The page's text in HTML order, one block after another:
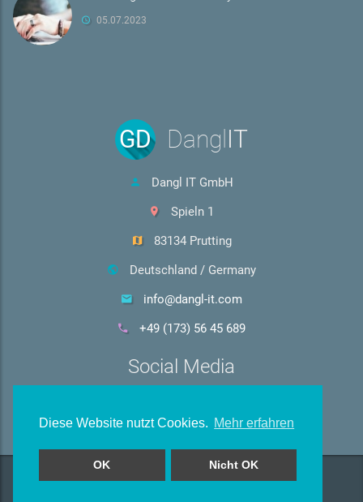
Diese Website nutzt Cookies. Mehr erfahren
OK Nicht OK
05.07.2023
GD Dangl IT
Dangl IT GmbH
Spieln 1
83134 Prutting
Deutschland / Germany
info@dangl-it.com
+49 (173) 56 45 689
Social Media